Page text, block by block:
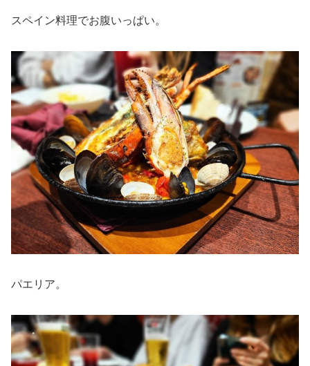
スペイン料理でお腹いっぱい。
パエリア。